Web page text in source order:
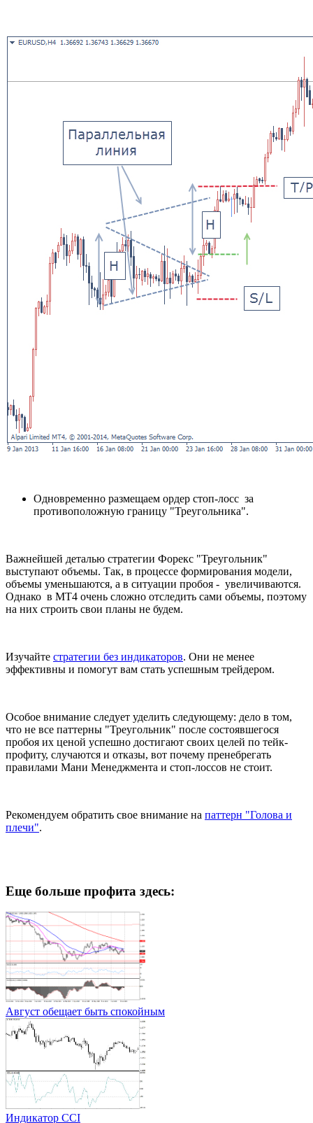
Одновременно размещаем ордер стоп-лосс за
противоположную границу "Треугольника".
Важнейшей деталью стратегии Форекс "Треугольник"
выступают объемы. Так, в процессе формирования модели,
объемы уменьшаются, а в ситуации пробоя - увеличиваются.
Однако в МТ4 очень сложно отследить сами объемы, поэтому
на них строить свои планы не будем.
Изучайте стратегии без индикаторов. Они не менее
эффективны и помогут вам стать успешным трейдером.
Особое внимание следует уделить следующему: дело в том,
что не все паттерны "Треугольник" после состоявшегося
пробоя их ценой успешно достигают своих целей по тейк-
профиту, случаются и отказы, вот почему пренебрегать
правилами Мани Менеджмента и стоп-лоссов не стоит.
Рекомендуем обратить свое внимание на паттерн "Голова и
плечи".
Еще больше профита здесь:
Август обещает быть спокойным
Индикатор CCI